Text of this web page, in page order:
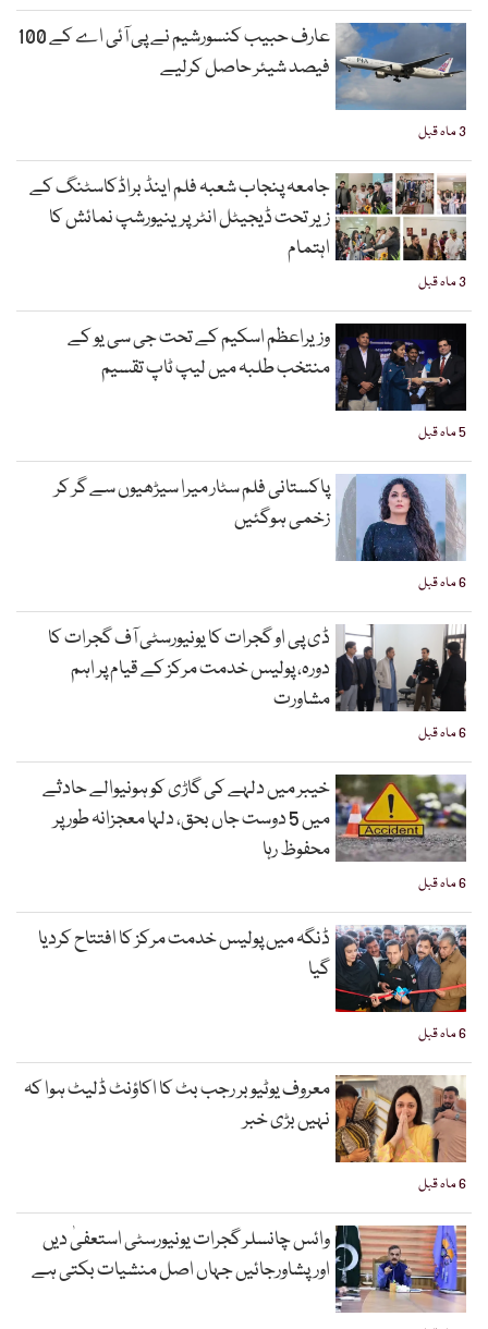
3 ماہ قبل
عارف حبیب کنسورشیم نے پی آئی اے کے 100
فیصد شیئر حاصل کرلیے
3 ماہ قبل
جامعہ پنجاب شعبہ فلم اینڈ براڈکاسٹنگ کے
زیر تحت ڈیجیٹل انٹرپرینیورشپ نمائش کا
اہتمام
5 ماہ قبل
وزیراعظم اسکیم کے تحت جی سی یو کے
منتخب طلبہ میں لیپ ٹاپ تقسیم
6 ماہ قبل
پاکستانی فلم سٹار میرا سیڑھیوں سے گر کر
زخمی ہوگئیں
6 ماہ قبل
ڈی پی او گجرات کا یونیورسٹی آف گجرات کا
دورہ، پولیس خدمت مرکز کے قیام پر اہم
مشاورت
6 ماہ قبل
خیبر میں دلہے کی گاڑی کو ہونیوالے حادثے
میں 5 دوست جاں بحق، دلہا معجزانہ طور پر
محفوظ رہا
6 ماہ قبل
ڈنگہ میں پولیس خدمت مرکز کا افتتاح کردیا
گیا
6 ماہ قبل
معروف یوٹیوبر رجب بٹ کا اکاؤنٹ ڈلیٹ ہوا کہ
نہیں بڑی خبر
وائس چانسلر گجرات یونیورسٹی استعفیٰ دیں
اورپشاورجائیں جہاں اصل منشیات بکتی ہے